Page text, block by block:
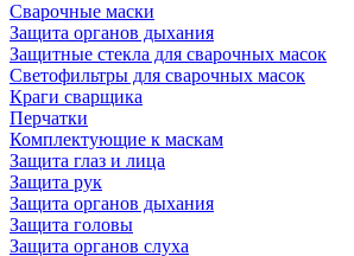
Сварочные маски
Защита органов дыхания
Защитные стекла для сварочных масок
Светофильтры для сварочных масок
Краги сварщика
Перчатки
Комплектующие к маскам
Защита глаз и лица
Защита рук
Защита органов дыхания
Защита головы
Защита органов слуха